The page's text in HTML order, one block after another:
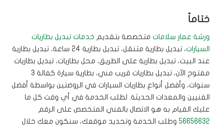
ختاماً
ورشة عمار سلامات متخصصة بتقديم خدمات تبديل بطاريات
السيارات
، تبديل بطارية متنقل، تبديل بطارية 24 ساعة، تبديل بطارية
عند البيت، تبديل بطارية على الطريق، محل بطاريات، تبديل بطاريات
مفتوح الآن، تبديل بطاريات قريب مني، بطارية سيارة كفالة 3
سنوات، وأفضل أنواع بطاريات السيارات في الروضتين بواسطة أفضل
الفنيين والمعدات الحديثة. لطلب الخدمة في أي وقت كل ما
عليك القيام به هو الاتصال بالفني المتخصص على الرقم
56656632 وطلب الخدمة وتحديد موقعك، سنكون معك خلال